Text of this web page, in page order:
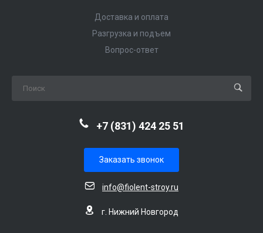
Доставка и оплата
Разгрузка и подъем
Вопрос-ответ
+7 (831) 424 25 51
Заказать звонок
info@fiolent-stroy.ru
г. Нижний Новгород